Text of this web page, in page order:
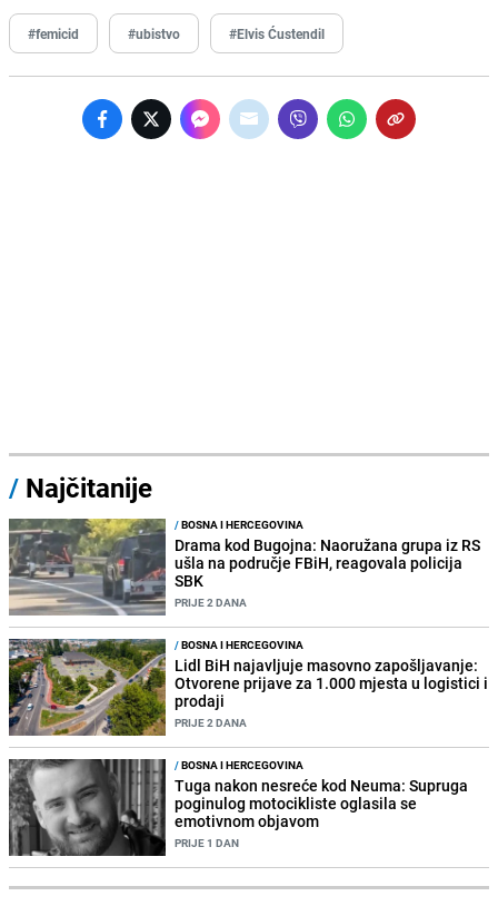
#femicid #ubistvo #Elvis Ćustendil
/ Najčitanije
/BOSNA I HERCEGOVINA
Drama kod Bugojna: Naoružana grupa iz RS
ušla na područje FBiH, reagovala policija
SBK
PRIJE 2 DANA
/BOSNA I HERCEGOVINA
Lidl BiH najavljuje masovno zapošljavanje:
Otvorene prijave za 1.000 mjesta u logistici i
prodaji
PRIJE 2 DANA
/BOSNA I HERCEGOVINA
Tuga nakon nesreće kod Neuma: Supruga
poginulog motocikliste oglasila se
emotivnom objavom
PRIJE 1 DAN